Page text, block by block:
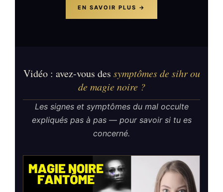
EN SAVOIR PLUS →
Vidéo : avez-vous des symptômes de sihr ou
de magie noire ?
Les signes et symptômes du mal occulte
expliqués pas à pas — pour savoir si tu es
concerné.